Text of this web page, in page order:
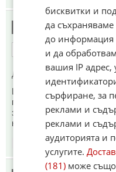
Дориана
До коментар от "На
Щом депутат от ДБ си е
град в местността Баба
затварял очите и е
наистина са били
03.06.2026
бисквитки и
да
до информация
и да
вашия IP адрес,
сърфиране, за
реклами и
реклами и
аудиторията и
услугите.
(181) може също